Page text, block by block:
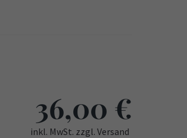
36,00 €
inkl. MwSt. zzgl. Versand